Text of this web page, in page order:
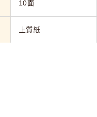
10面
上質紙